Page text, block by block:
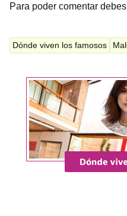
Para poder comentar debes
Dónde viven los famosos